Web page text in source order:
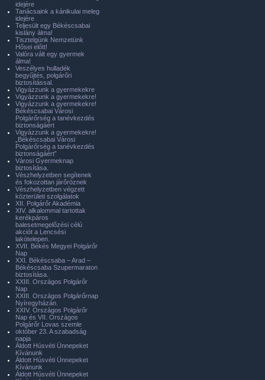
idejére
Tanácsaink a kánikulai meleg
idejére
Teljesült egy Békéscsabai
kislány álma!
Tisztelgünk Nemzetünk
Hősei előtt!
Valóra vált egy gyermek
álma!
Veszélyes hulladék
begyűjtés, polgárőri
biztosítással.
Vigyázzunk a gyermekekre
Vigyázzunk a gyermekekre!
Vigyázzunk a gyermekekre!
Békéscsabai Városi
Polgárőrség a tanévkezdés
biztonságáért
Vigyázzunk a gyermekekre!
„Békéscsabai Városi
Polgárőrség a tanévkezdés
biztonságáért”
Városi Gyermeknap
biztosítása.
Vészhelyzetben segítenek
és fokozottan járőröznek
Vészhelyzetben végzett
közterületi szolgálatok
XII. Polgárőr Akadémia
XIV. alkalommal tartottak
kerékpáros
balesetmegelőzési célú
akciót a Lencsési
lakótelepen.
XVII. Békés Megyei Polgárőr
Nap
XXI. Békéscsaba – Arad –
Békéscsaba Szupermaraton
biztosítása.
XXIII. Országos Polgárőr
Nap
XXIII. Országos Polgárőrnap
Nyíregyházán.
XXIV. Országos Polgárőr
Nap és VII. Országos
Polgárőr Lovas szemle
október 23. A szabadság
napja
Áldott Húsvéti Ünnepeket
Kívánunk
Áldott Húsvéti Ünnepeket
Kívánunk
Áldott Húsvéti Ünnepeket